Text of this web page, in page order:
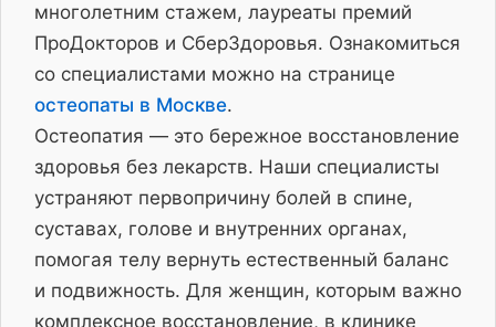
многолетним стажем, лауреаты премий
ПроДокторов и СберЗдоровья. Ознакомиться
со специалистами можно на странице
остеопаты в Москве.
Остеопатия — это бережное восстановление
здоровья без лекарств. Наши специалисты
устраняют первопричину болей в спине,
суставах, голове и внутренних органах,
помогая телу вернуть естественный баланс
и подвижность. Для женщин, которым важно
комплексное восстановление, в клинике